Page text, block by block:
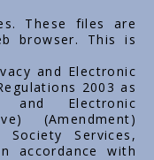
These files are
browser. This is
and Electronic
2003 as
Electronic
(Amendment)
Services,
accordance with